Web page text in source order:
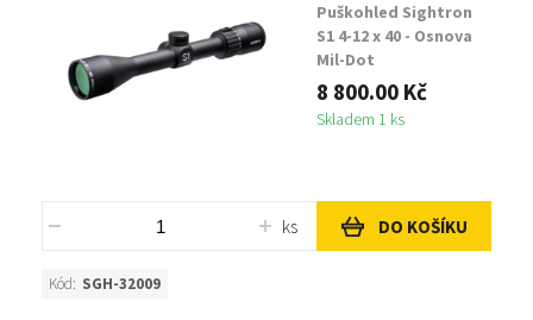
Puškohled Sightron
S1 4-12 x 40 - Osnova
Mil-Dot
8 800.00 Kč
Skladem 1 ks
ks DO KOŠÍKU
Kód: SGH-32009